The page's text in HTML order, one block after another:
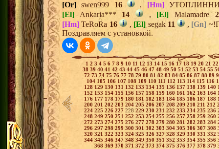
[Or] swen999 16 , [Hm]
[El] Ankaria*** 14 , [El] Malamadre
[Hm] TeRoRa 16 , [El] segak 11 , [Gn]
Поздравляем с установкой.
1 2 3 4 5 6 7 8 9 10 11 12 13 14 15 16 17 18 19 20 21
38 39 40 41 42 43 44 45 46 47 48 49 50 51 52 53 54 55
72 73 74 75 76 77 78 79 80 81 82 83 84 85 86 87 88 89
104 105 106 107 108 109 110 111 112 113 114 115 116
128 129 130 131 132 133134 135 136 137 138 139 140
152 153 154 155 156 157 158 159 160 161 162 163 164
176 177 178 179 180 181 182 183 184 185 186 187 188
200 201 202 203 204 205 206 207 208 209 210 211 212
224 225 226 227 228 229 230 231 232 233 234 235 236
248 249 250 251 252 253 254 255 256 257 258 259 260
272 273 274 275 276 277 278 279 280 281 282 283 284
296 297 298 299 300 301 302 303 304 305 306 307 308
320 321 322 323 324 325 326 327 328 329 330 331 332
344 345 346 347 348 349 350 351 352 353 354 355 356
368 369 370 371 372 373 374 375 376 377 378 379